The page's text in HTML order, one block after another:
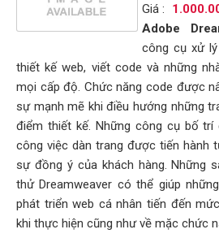
Giá :
Adobe
công cụ xử
thiết kế web, viết code và những
mọi cấp độ. Chức năng code được
sự mạnh mẽ khi điều hướng những
điểm thiết kế. Những công cụ bố
công việc dàn trang được tiến hành
sự đồng ý của khách hàng. Những
thử Dreamweaver có thể giúp
phát triển web cá nhân tiến đến
khi thực hiện cũng như về mặc chức